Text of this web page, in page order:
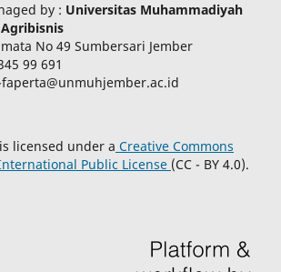
by : Universitas Muhammadiyah
No 49 Sumbersari Jember
99 691
is licensed under a Creative Commons
Public License (CC - BY 4.0).